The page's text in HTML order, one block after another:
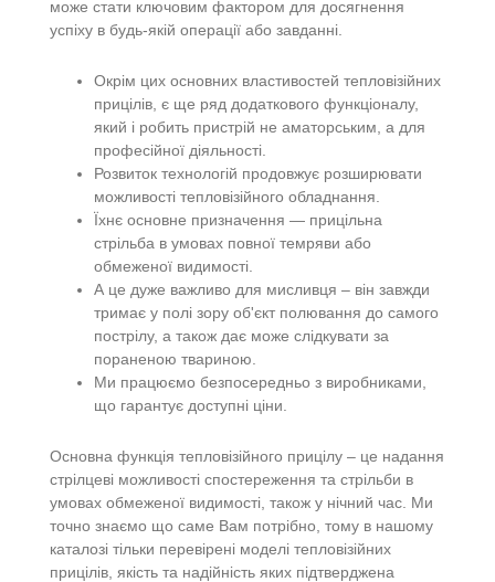
може стати ключовим фактором для досягнення
успіху в будь-якій операції або завданні.
Окрім цих основних властивостей тепловізійних
прицілів, є ще ряд додаткового функціоналу,
який і робить пристрій не аматорським, а для
професійної діяльності.
Розвиток технологій продовжує розширювати
можливості тепловізійного обладнання.
Їхнє основне призначення — прицільна
стрільба в умовах повної темряви або
обмеженої видимості.
А це дуже важливо для мисливця – він завжди
тримає у полі зору об'єкт полювання до самого
пострілу, а також дає може слідкувати за
пораненою твариною.
Ми працюємо безпосередньо з виробниками,
що гарантує доступні ціни.
Основна функція тепловізійного прицілу – це надання
стрілцеві можливості спостереження та стрільби в
умовах обмеженої видимості, також у нічний час. Ми
точно знаємо що саме Вам потрібно, тому в нашому
каталозі тільки перевірені моделі тепловізійних
прицілів, якість та надійність яких підтверджена